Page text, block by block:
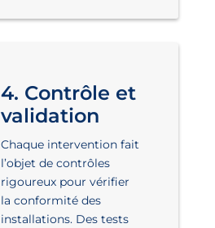
4. Contrôle et
validation
Chaque intervention fait
l’objet de contrôles
rigoureux pour vérifier
la conformité des
installations. Des tests